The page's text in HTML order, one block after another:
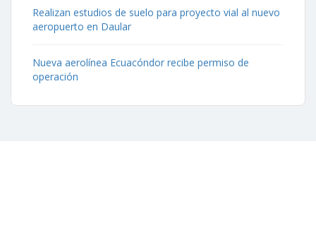
Realizan estudios de suelo para proyecto vial al nuevo
aeropuerto en Daular
Nueva aerolínea Ecuacóndor recibe permiso de
operación